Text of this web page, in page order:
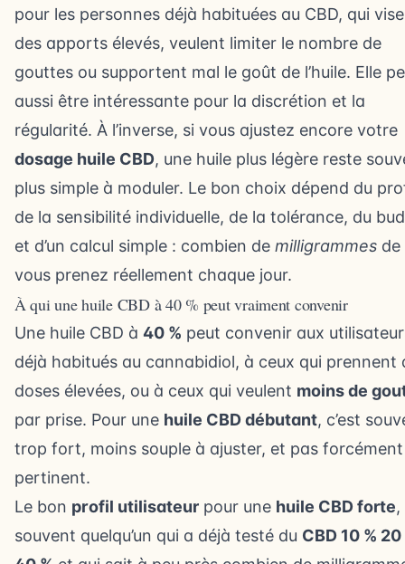
pour les personnes déjà habituées au CBD, qui
des apports élevés, veulent limiter le nombre de
gouttes ou supportent mal le goût de l’huile. Elle
aussi être intéressante pour la discrétion et la
régularité. À l’inverse, si vous ajustez encore votre
dosage huile CBD, une huile plus légère reste
plus simple à moduler. Le bon choix dépend du
de la sensibilité individuelle, de la tolérance, du
et d’un calcul simple : combien de milligrammes de
vous prenez réellement chaque jour.
À qui une huile CBD à 40 % peut vraiment convenir
Une huile CBD à 40 % peut convenir aux
déjà habitués au cannabidiol, à ceux qui prennent
doses élevées, ou à ceux qui veulent moins de
par prise. Pour une huile CBD débutant, c’est
trop fort, moins souple à ajuster, et pas
pertinent.
Le bon profil utilisateur pour une huile CBD forte,
souvent quelqu’un qui a déjà testé du CBD 10 % 20